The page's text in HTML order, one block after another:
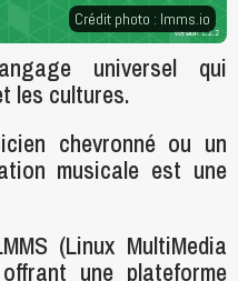
Crédit photo : lmms.io
universel qui
les cultures.
chevronné ou un
musicale est une
(Linux MultiMedia
une plateforme